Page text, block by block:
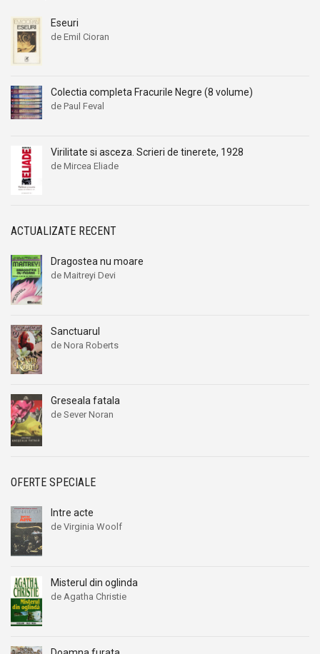
Eseuri
de Emil Cioran
Colectia completa Fracurile Negre (8 volume)
de Paul Feval
Virilitate si asceza. Scrieri de tinerete, 1928
de Mircea Eliade
ACTUALIZATE RECENT
Dragostea nu moare
de Maitreyi Devi
Sanctuarul
de Nora Roberts
Greseala fatala
de Sever Noran
OFERTE SPECIALE
Intre acte
de Virginia Woolf
fost:
19,00 lei.
14,00 lei.
Misterul din oglinda
de Agatha Christie
fost:
19,00 lei.